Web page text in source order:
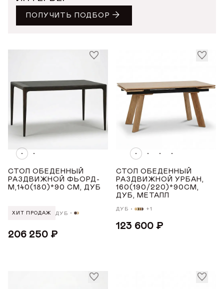
ПОЛУЧИТЬ ПОДБОР
СТОЛ ОБЕДЕННЫЙ
РАЗДВИЖНОЙ ФЬОРД-
М,140(180)*90 СМ, ДУБ
ХИТ ПРОДАЖ ДУБ
206 250 ₽
СТОЛ ОБЕДЕННЫЙ
РАЗДВИЖНОЙ УРБАН,
160(190/220)*90СМ,
ДУБ, МЕТАЛЛ
ДУБ +1
123 600 ₽
АВТОРИЗАЦИЯ/
ДОБРО ПОЖАЛОВАТЬ
КУПИТЬ В ОДИН КЛИК